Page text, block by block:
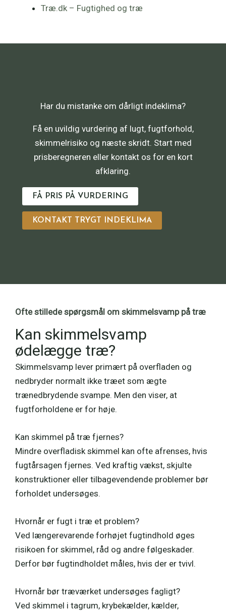
Træ.dk – Fugtighed og træ
Har du mistanke om dårligt indeklima?
Få en uvildig vurdering af lugt, fugtforhold,
skimmelrisiko og næste skridt. Start med
prisberegneren eller kontakt os for en kort
afklaring.
FÅ PRIS PÅ VURDERING
KONTAKT TRYGT INDEKLIMA
Ofte stillede spørgsmål om skimmelsvamp på træ
Kan skimmelsvamp
ødelægge træ?
Skimmelsvamp lever primært på overfladen og
nedbryder normalt ikke træet som ægte
trænedbrydende svampe. Men den viser, at
fugtforholdene er for høje.
Kan skimmel på træ fjernes?
Mindre overfladisk skimmel kan ofte afrenses, hvis
fugtårsagen fjernes. Ved kraftig vækst, skjulte
konstruktioner eller tilbagevendende problemer bør
forholdet undersøges.
Hvornår er fugt i træ et problem?
Ved længerevarende forhøjet fugtindhold øges
risikoen for skimmel, råd og andre følgeskader.
Derfor bør fugtindholdet måles, hvis der er tvivl.
Hvornår bør træværket undersøges fagligt?
Ved skimmel i tagrum, krybekælder, kælder,